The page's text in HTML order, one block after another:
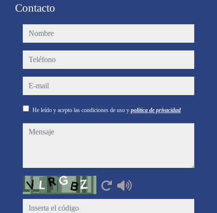
Contacto
nombre
teléfono
e-mail
He leído y acepto las condiciones de uso y política de privacidad
mensaje
Captcha